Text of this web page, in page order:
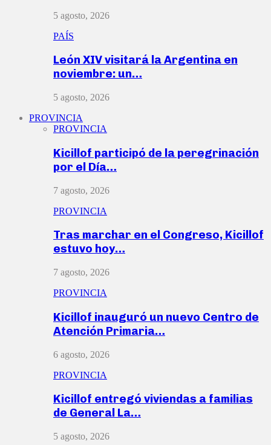
5 agosto, 2026
PAÍS
León XIV visitará la Argentina en
noviembre: un…
5 agosto, 2026
PROVINCIA
PROVINCIA
Kicillof participó de la peregrinación
por el Día…
7 agosto, 2026
PROVINCIA
Tras marchar en el Congreso, Kicillof
estuvo hoy…
7 agosto, 2026
PROVINCIA
Kicillof inauguró un nuevo Centro de
Atención Primaria…
6 agosto, 2026
PROVINCIA
Kicillof entregó viviendas a familias
de General La…
5 agosto, 2026